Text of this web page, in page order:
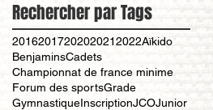
Rechercher par Tags
20162017202020212022Aïkido
BenjaminsCadets
Championnat de france minime
Forum des sportsGrade
GymnastiqueInscriptionJCOJunior